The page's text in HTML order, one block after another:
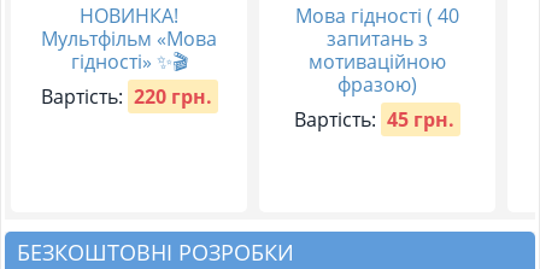
НОВИНКА!
Мультфільм «Мова
гідності» ✨🎬
Вартість: 220 грн.
Мова гідності ( 40
запитань з
мотиваційною
фразою)
Вартість: 45 грн.
БЕЗКОШТОВНІ РОЗРОБКИ